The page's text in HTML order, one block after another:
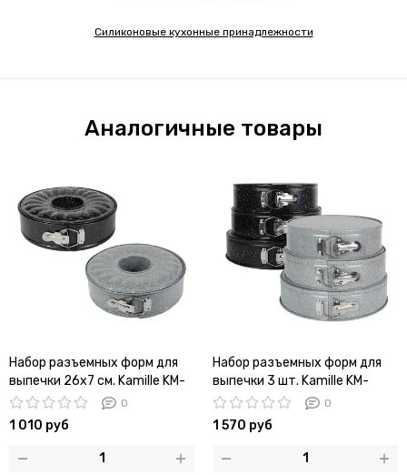
Силиконовые кухонные принадлежности
Аналогичные товары
Набор разъемных форм для
выпечки 26х7 см. Kamille KM-
6023
0
1 010 руб
Набор разъемных форм для
выпечки 3 шт. Kamille KM-
6031 (d24/26/28х6,5 см) из
углеродистой стали
0
1 570 руб